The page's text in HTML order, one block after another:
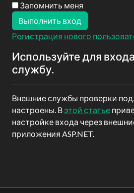
Запомнить меня
Регистрация нового
Используйте для
службу.
Внешние службы проверки
настроены. В этой статье
настройке входа через
приложения ASP.NET.